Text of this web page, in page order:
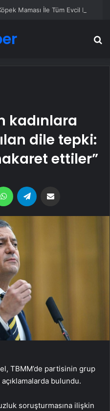
kadınlara
dile tepki:
ettiler”
WhatsApp
TBMM’de partisinin grup
bulundu.
soruşturmasına ilişkin